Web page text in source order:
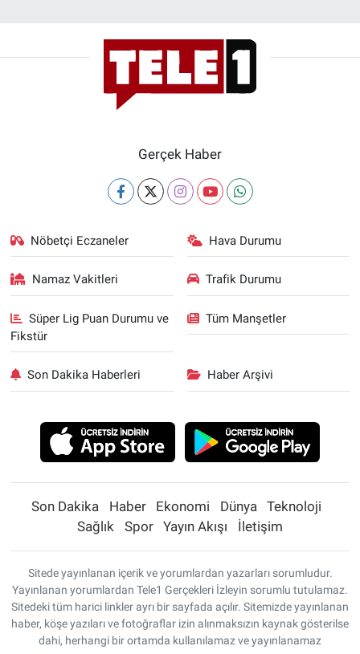
Gerçek Haber
Nöbetçi Eczaneler Hava Durumu
Namaz Vakitleri Trafik Durumu
Süper Lig Puan Durumu ve
Fikstür
Tüm Manşetler
Son Dakika Haberleri Haber Arşivi
Son Dakika Haber Ekonomi Dünya
Teknoloji
Sağlık
Spor Yayın Akışı İletişim
Sitede yayınlanan içerik ve yorumlardan yazarları sorumludur.
Yayınlanan yorumlardan Tele1 Gerçekleri İzleyin sorumlu tutulamaz.
Sitedeki tüm harici linkler ayrı bir sayfada açılır. Sitemizde yayınlanan
haber, köşe yazıları ve fotoğraflar izin alınmaksızın kaynak gösterilse
dahi, herhangi bir ortamda kullanılamaz ve yayınlanamaz